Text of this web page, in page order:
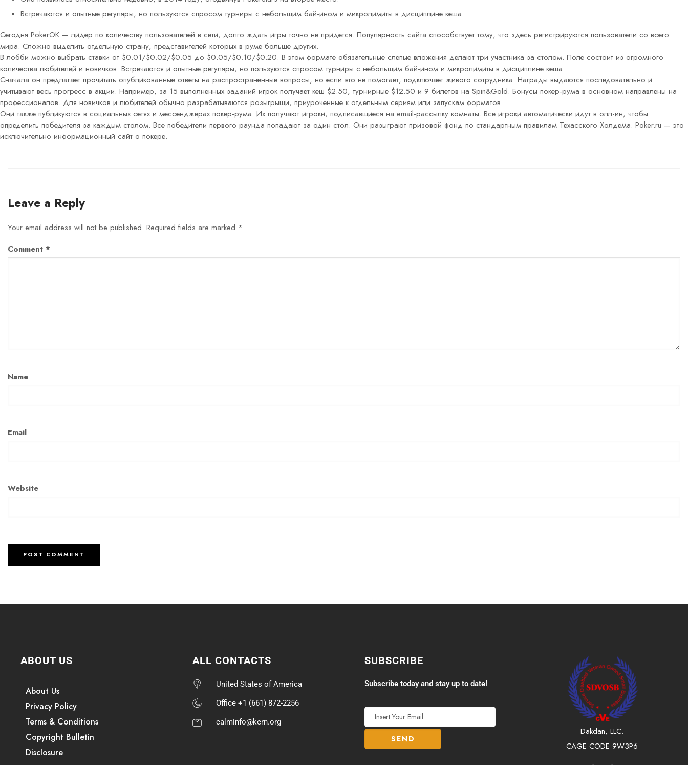
Встречаются и опытные регуляры, но пользуются спросом турниры с небольшим бай-ином и микролимиты в дисциплине кеша.
Сегодня PokerOK — лидер по количеству пользователей в сети, долго ждать игры точно не придется. Популярность сайта способствует тому, что здесь регистрируются пользователи со всего
мира. Сложно выделить отдельную страну, представителей которых в руме больше других.
В лобби можно выбрать ставки от $0.01/$0.02/$0.05 до $0.05/$0.10/$0.20. В этом формате обязательные слепые вложения делают три участника за столом. Поле состоит из огромного
количества любителей и новичков. Встречаются и опытные регуляры, но пользуются спросом турниры с небольшим бай-ином и микролимиты в дисциплине кеша.
Сначала он предлагает прочитать опубликованные ответы на распространенные вопросы, но если это не помогает, подключает живого сотрудника. Награды выдаются последовательно и
учитывают весь прогресс в акции. Например, за 15 выполненных заданий игрок получает кеш $2.50, турнирные $12.50 и 9 билетов на Spin&Gold. Бонусы покер-рума в основном направлены на
профессионалов. Для новичков и любителей обычно разрабатываются розыгрыши, приуроченные к отдельным сериям или запускам форматов.
Они также публикуются в социальных сетях и мессенджерах покер-рума. Их получают игроки, подписавшиеся на email-рассылку комнаты. Все игроки автоматически идут в олл-ин, чтобы
определить победителя за каждым столом. Все победители первого раунда попадают за один стол. Они разыграют призовой фонд по стандартным правилам Техасского Холдема. Poker.ru — это
исключительно информационный сайт о покере.
Leave a Reply
Your email address will not be published. Required fields are marked *
Comment *
Name
Email
Website
ABOUT US
About Us
Privacy Policy
Terms & Conditions
Copyright Bulletin
Disclosure
ALL CONTACTS
United States of America
Office +1 (661) 872-2256
calminfo@kern.org
SUBSCRIBE
Subscribe today and stay up to date!
Dakdan, LLC.
CAGE CODE 9W3P6